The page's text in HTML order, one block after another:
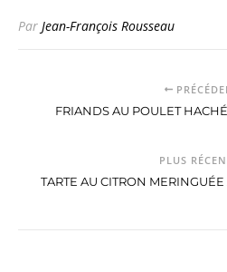
Par Jean-François Rousseau
FRIANDS AU POULET
PLUS
TARTE AU CITRON